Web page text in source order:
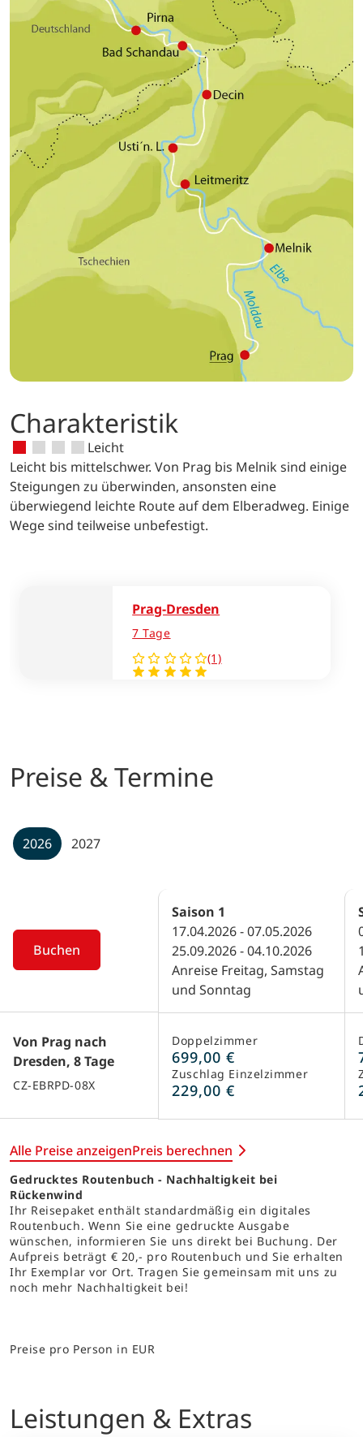
Charakteristik
Leicht
Leicht bis mittelschwer. Von Prag bis Melnik sind einige
Steigungen zu überwinden, ansonsten eine
überwiegend leichte Route auf dem Elberadweg. Einige
Wege sind teilweise unbefestigt.
Prag-Dresden
7 Tage
(1)
Preise & Termine
2026 2027
Buchen
Von Prag nach
Dresden, 8 Tage
CZ-EBRPD-08X
Saison 1
17.04.2026 - 07.05.2026
25.09.2026 - 04.10.2026
Anreise Freitag, Samstag
und Sonntag
Doppelzimmer
699,00 €
Zuschlag Einzelzimmer
229,00 €
Alle Preise anzeigenPreis berechnen
Gedrucktes Routenbuch - Nachhaltigkeit bei
Rückenwind
Ihr Reisepaket enthält standardmäßig ein digitales
Routenbuch. Wenn Sie eine gedruckte Ausgabe
wünschen, informieren Sie uns direkt bei Buchung. Der
Aufpreis beträgt € 20,- pro Routenbuch und Sie erhalten
Ihr Exemplar vor Ort. Tragen Sie gemeinsam mit uns zu
noch mehr Nachhaltigkeit bei!
Preise pro Person in EUR
Leistungen & Extras